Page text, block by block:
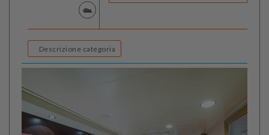
Descrizione categoria